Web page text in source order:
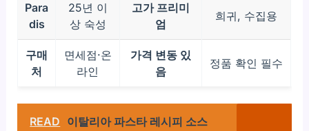
Para
dis
25년 이
상 숙성
고가 프리미
엄
희귀, 수집용
구매
처
면세점·온
라인
가격 변동 있
음
정품 확인 필수
READ 이탈리아 파스타 레시피 소스